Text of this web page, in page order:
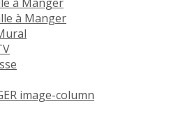
à Manger
image-column